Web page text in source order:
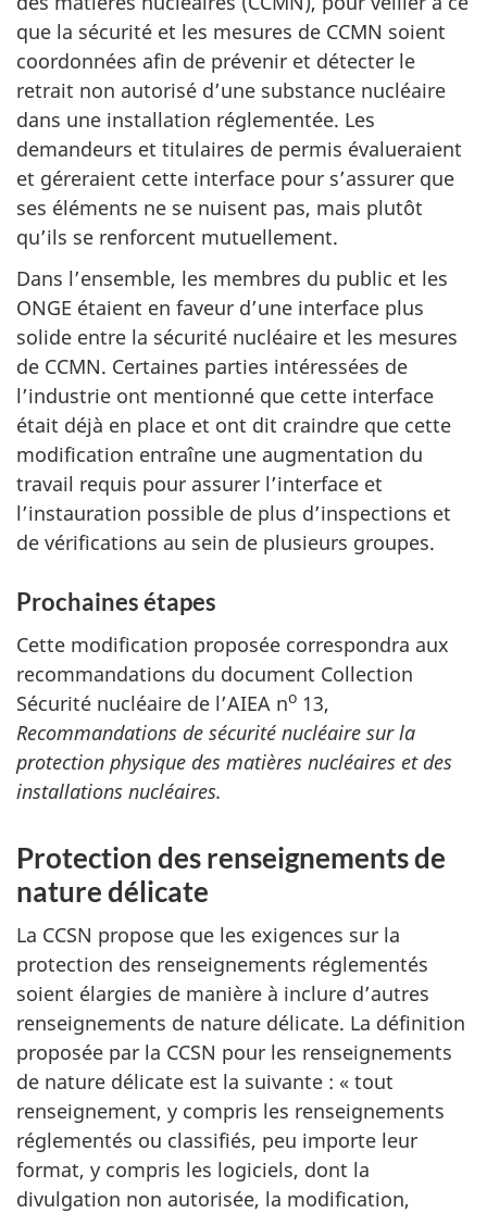
que la sécurité et les mesures de CCMN soient
coordonnées afin de prévenir et détecter le
retrait non autorisé d’une substance nucléaire
dans une installation réglementée. Les
demandeurs et titulaires de permis évalueraient
et géreraient cette interface pour s’assurer que
ses éléments ne se nuisent pas, mais plutôt
qu’ils se renforcent mutuellement.
Dans l’ensemble, les membres du public et les
ONGE étaient en faveur d’une interface plus
solide entre la sécurité nucléaire et les mesures
de CCMN. Certaines parties intéressées de
l’industrie ont mentionné que cette interface
était déjà en place et ont dit craindre que cette
modification entraîne une augmentation du
travail requis pour assurer l’interface et
l’instauration possible de plus d’inspections et
de vérifications au sein de plusieurs groupes.
Prochaines étapes
Cette modification proposée correspondra aux
recommandations du document Collection
Sécurité nucléaire de l’AIEA no 13,
Recommandations de sécurité nucléaire sur la
protection physique des matières nucléaires et des
installations nucléaires.
Protection des renseignements de
nature délicate
La CCSN propose que les exigences sur la
protection des renseignements réglementés
soient élargies de manière à inclure d’autres
renseignements de nature délicate. La définition
proposée par la CCSN pour les renseignements
de nature délicate est la suivante : « tout
renseignement, y compris les renseignements
réglementés ou classifiés, peu importe leur
format, y compris les logiciels, dont la
divulgation non autorisée, la modification,